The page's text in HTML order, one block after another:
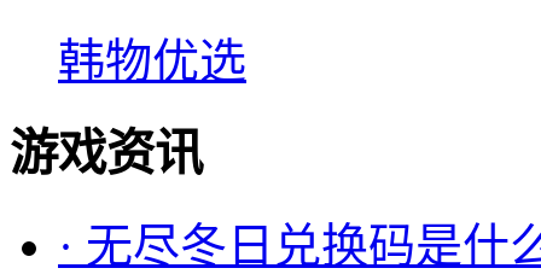
韩物优选
游戏资讯
· 无尽冬日兑换码是什